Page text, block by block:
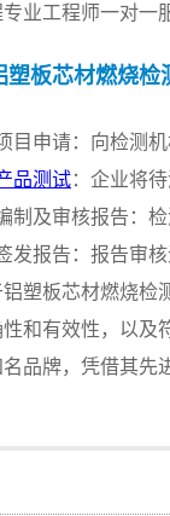
业工程师一对一
塑板芯材燃烧检
目申请：向检测机
品测试：企业将
制及审核报告：
发报告：报告审核
铝塑板芯材燃烧检
性和有效性，以及
名品牌，凭借其先